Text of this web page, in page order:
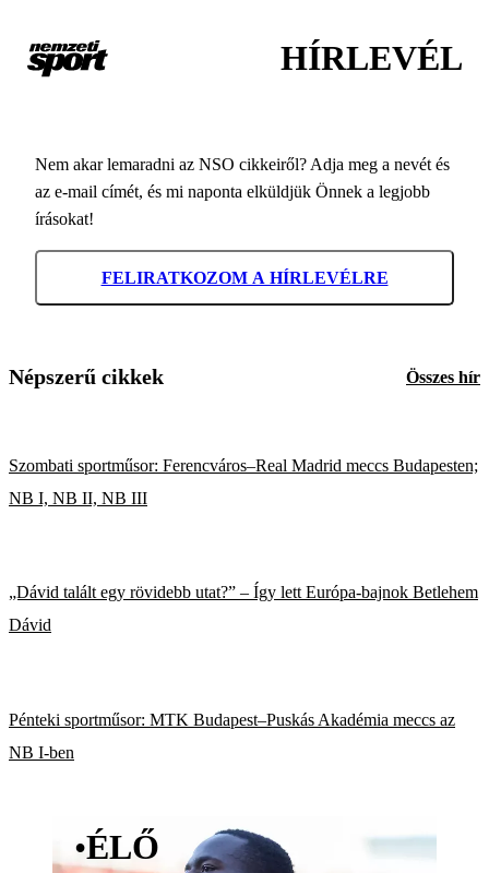
HÍRLEVÉL
Nem akar lemaradni az NSO cikkeiről? Adja meg a nevét és
az e-mail címét, és mi naponta elküldjük Önnek a legjobb
írásokat!
FELIRATKOZOM A HÍRLEVÉLRE
Népszerű cikkek Összes hír
Szombati sportműsor: Ferencváros–Real Madrid meccs Budapesten;
NB I, NB II, NB III
„Dávid talált egy rövidebb utat?” – Így lett Európa-bajnok Betlehem
Dávid
Pénteki sportműsor: MTK Budapest–Puskás Akadémia meccs az
NB I-ben
•ÉLŐ